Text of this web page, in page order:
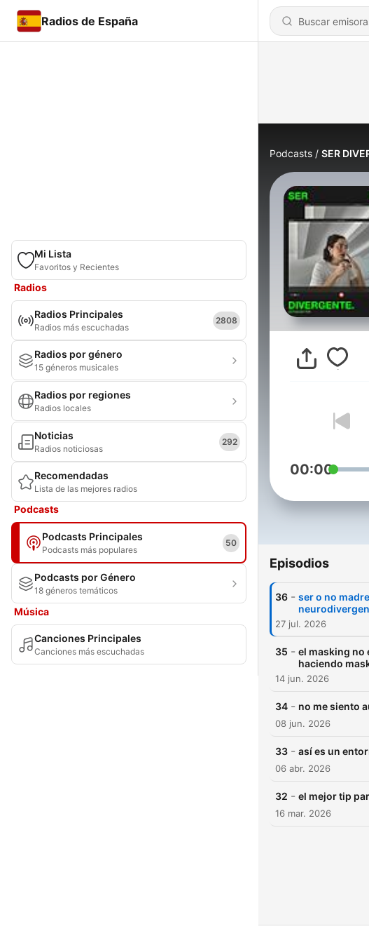
Radios de España
Mi Lista
Favoritos y Recientes
Radios
Radios Principales
Radios más escuchadas
2808
Radios por género
15 géneros musicales
Radios por regiones
Radios locales
Noticias
Radios noticiosas
292
Recomendadas
Lista de las mejores radios
Podcasts
Podcasts Principales
Podcasts más populares
50
Podcasts por Género
18 géneros temáticos
Música
Canciones Principales
Canciones más escuchadas
Podcasts SER
00:00
Episodios
36 - ser o no
27 jul. 2026
35 - el masking no
haciendo
14 jun. 2026
34 - no me siento
08 jun. 2026
33 - así es un
06 abr. 2026
32 - el mejor tip
16 mar. 2026